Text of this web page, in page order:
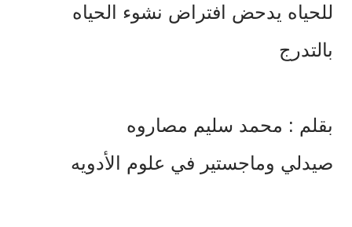
للحياه يدحض افتراض نشوء الحياه
بالتدرج
بقلم : محمد سليم مصاروه
صيدلي وماجستير في علوم الأدويه